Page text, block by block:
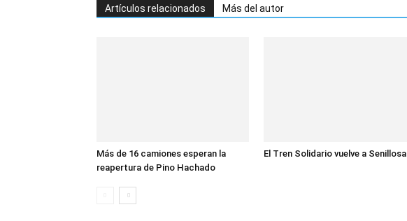
Artículos relacionados Más del autor
Más de 16 camiones esperan la
reapertura de Pino Hachado
El Tren Solidario vuelve a Senillosa